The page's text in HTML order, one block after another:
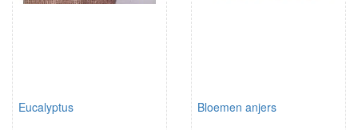
Eucalyptus Bloemen anjers